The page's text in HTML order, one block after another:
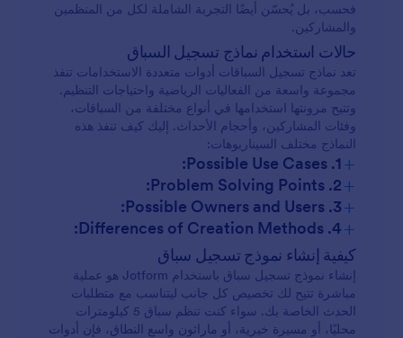
فحسب، بل يُحسّن أيضًا التجربة الشاملة لكل من المنظمين
والمشاركين.
حالات استخدام نماذج تسجيل السباق
تعد نماذج تسجيل السباقات أدوات متعددة الاستخدامات تنفذ
مجموعة واسعة من الفعاليات الرياضية واحتياجات التنظيم.
وتتيح مرونتها استخدامها في أنواع مختلفة من السباقات،
وفئات المشاركين، وأحجام الأحداث. إليك كيف تنفذ هذه
النماذج مختلف السيناريوهات:
+
1. Possible Use Cases:
+
2. Problem Solving Points:
+
3. Possible Owners and Users:
+
4. Differences of Creation Methods:
السباقات التنافسية:
الأحداث الخيرية:
كيفية إنشاء نموذج تسجيل سباق
إنشاء نموذج تسجيل سباق باستخدام Jotform هو عملية
مباشرة تتيح لك تخصيص كل جانب ليتناسب مع متطلبات
الحدث الخاصة بك. سواء كنت تنظم سباق 5 كيلومترات
محليًا، أو مسيرة خيرية، أو ماراثون واسع النطاق، فإن أدوات